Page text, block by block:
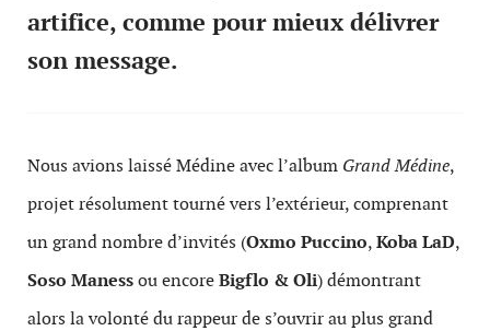
artifice, comme pour mieux délivrer
son message.
Nous avions laissé Médine avec l’album Grand Médine,
projet résolument tourné vers l’extérieur, comprenant
un grand nombre d’invités (Oxmo Puccino,Koba LaD,
Soso Manessou encoreBigflo & Oli) démontrant
alors la volonté du rappeur de s’ouvrir au plus grand